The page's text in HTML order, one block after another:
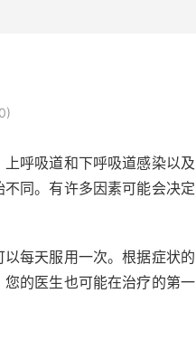
0)
呼吸道和下呼吸道感染以及
同。有许多因素可能会决定
每天服用一次。根据症状的
的医生也可能在治疗的第一